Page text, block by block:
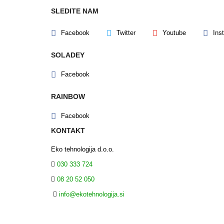
SLEDITE NAM
Facebook Twitter Youtube
SOLADEY
Facebook
RAINBOW
Facebook
KONTAKT
Eko tehnologija d.o.o.
030 333 724
08 20 52 050
info@ekotehnologija.si